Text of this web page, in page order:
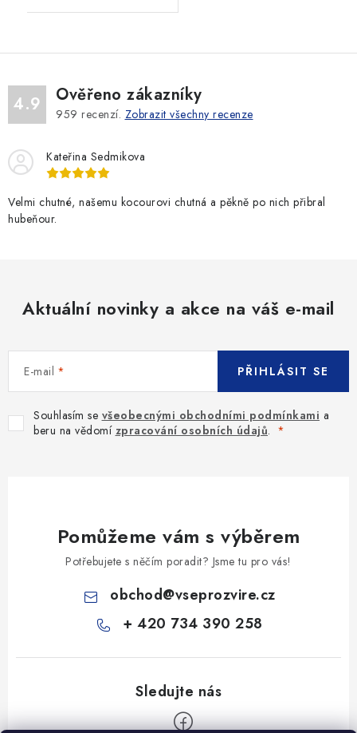
4.9 Ověřeno zákazníky
959 recenzí. Zobrazit všechny recenze
Kateřina Sedmikova
Velmi chutné, našemu kocourovi chutná a pěkně po nich přibral
hubeňour.
Aktuální novinky a akce na váš e-mail
E-mail
Souhlasím se všeobecnými obchodními podmínkami a
beru na vědomí zpracování osobních údajů.
PŘIHLÁSIT SE
Pomůžeme vám s výběrem
Potřebujete s něčím poradit? Jsme tu pro vás!
obchod@vseprozvire.cz
+ 420 734 390 258